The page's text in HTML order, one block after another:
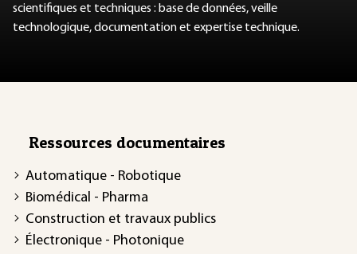
scientifiques et techniques : base de données, veille
technologique, documentation et expertise technique.
Ressources documentaires
Automatique - Robotique
Biomédical - Pharma
Construction et travaux publics
Électronique - Photonique